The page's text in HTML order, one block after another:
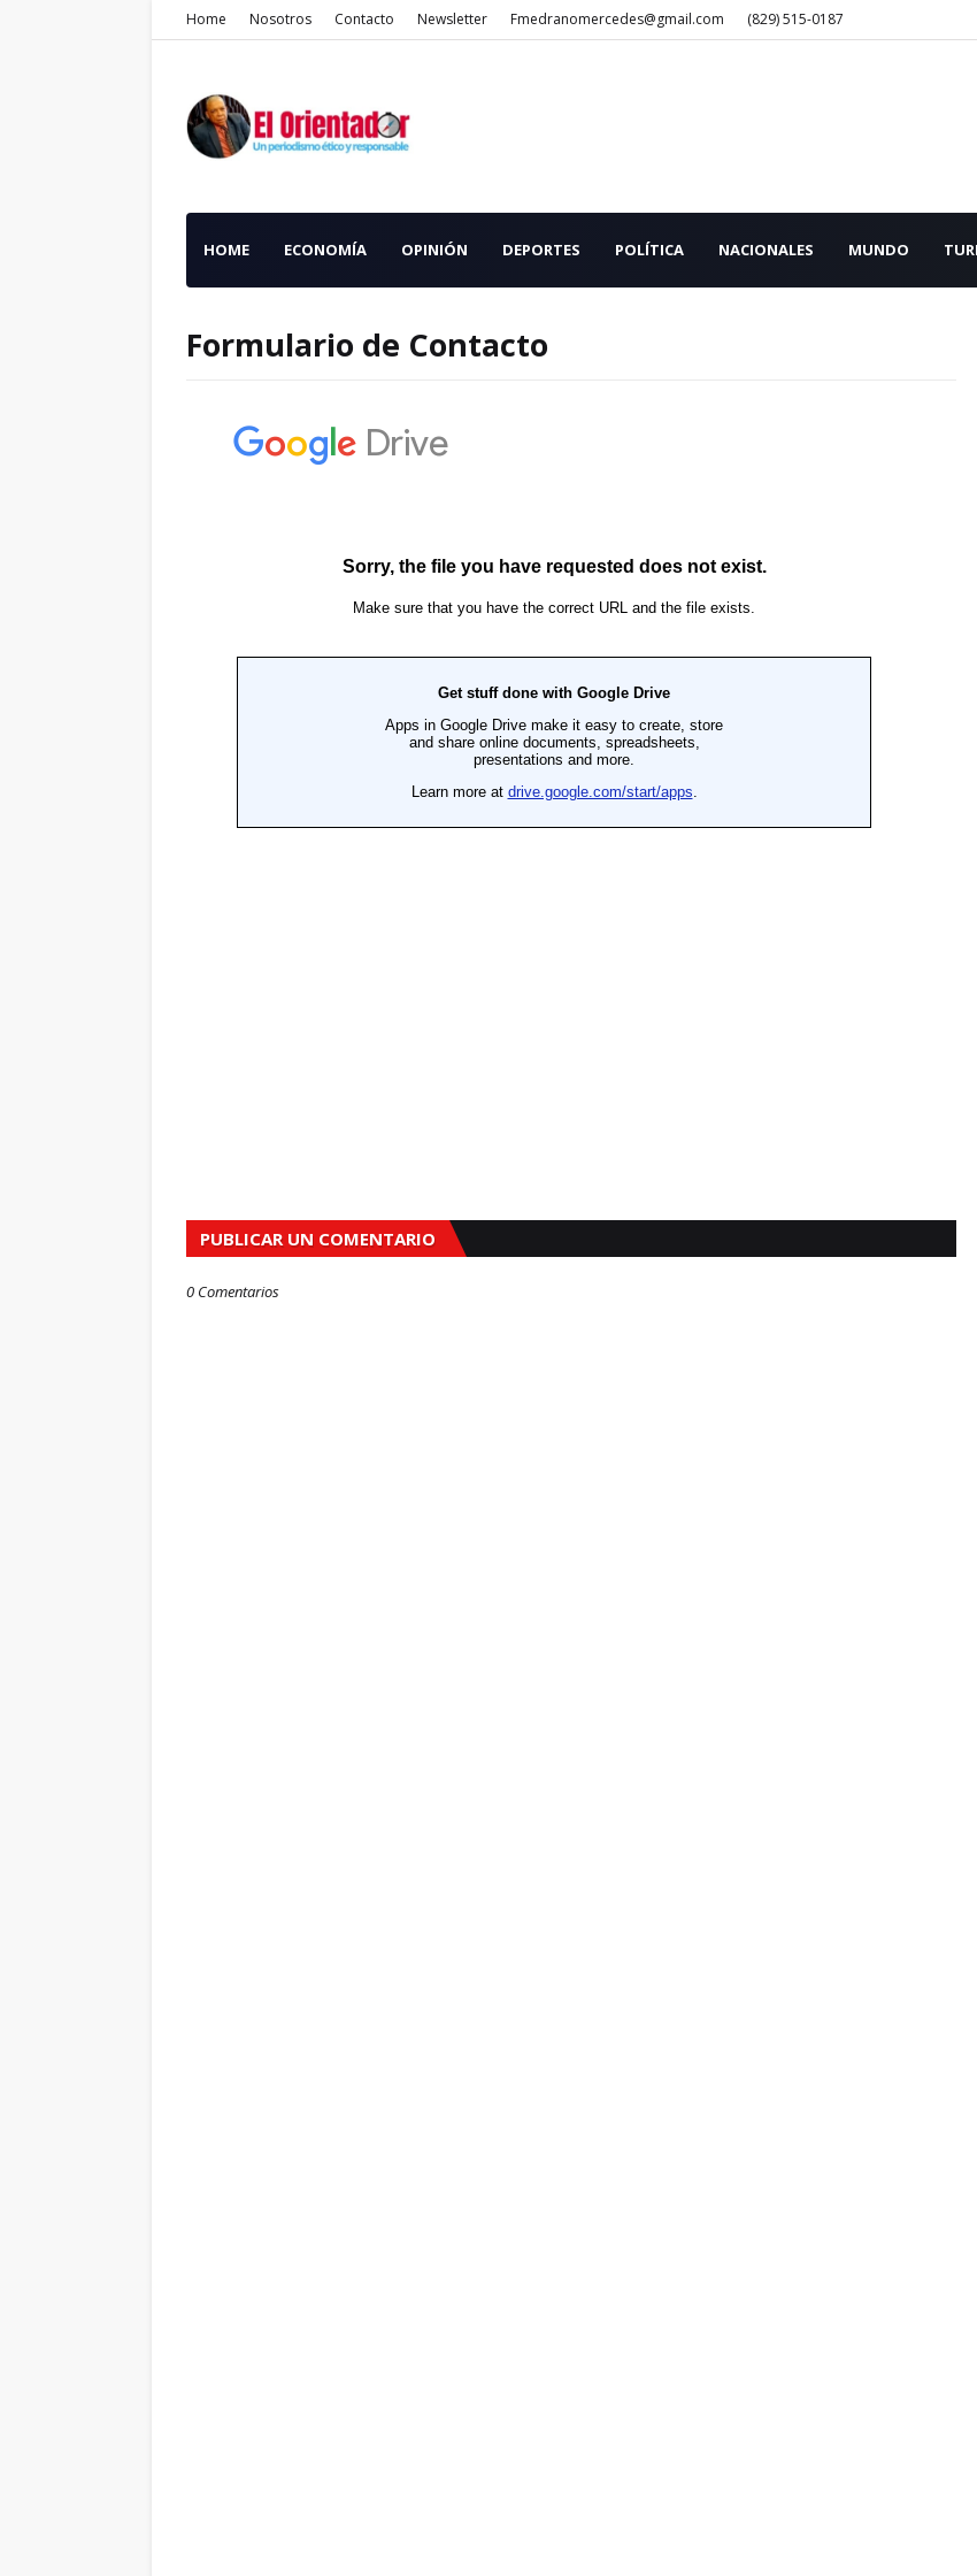
Home Nosotros Contacto Newsletter Fmedranomercedes@gmail.com (829) 515-0187
HOME ECONOMÍA OPINIÓN DEPORTES POLÍTICA NACIONALES MUNDO
Formulario de Contacto
PUBLICAR UN COMENTARIO
0 Comentarios